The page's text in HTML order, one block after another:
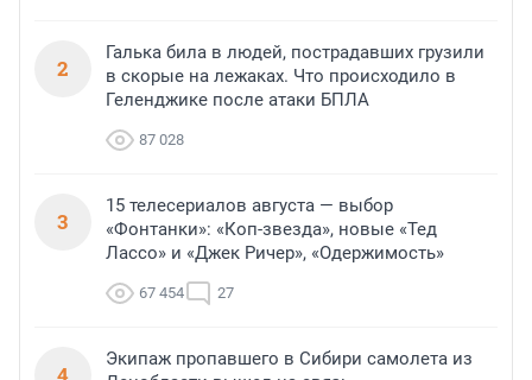
2
Галька била в людей, пострадавших грузили
в скорые на лежаках. Что происходило в
Геленджике после атаки БПЛА
87 028
3
15 телесериалов августа — выбор
«Фонтанки»: «Коп-звезда», новые «Тед
Лассо» и «Джек Ричер», «Одержимость»
67 454 27
Экипаж пропавшего в Сибири самолета из